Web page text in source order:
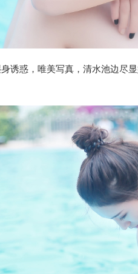
诱惑，唯美写真，清水池边尽